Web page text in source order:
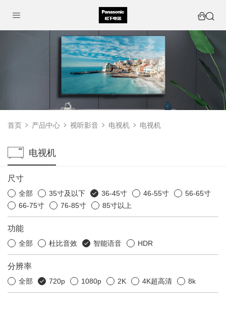
首页 产品中心 视听影音 电视机 电视机
电视机
尺寸
全部 35寸及以下 36-45寸 46-55寸
56-65寸
66-75寸
76-85寸 85寸以上
功能
全部 杜比音效 智能语音 HDR
分辨率
全部 720p 1080p 2K 4K超高清 8k